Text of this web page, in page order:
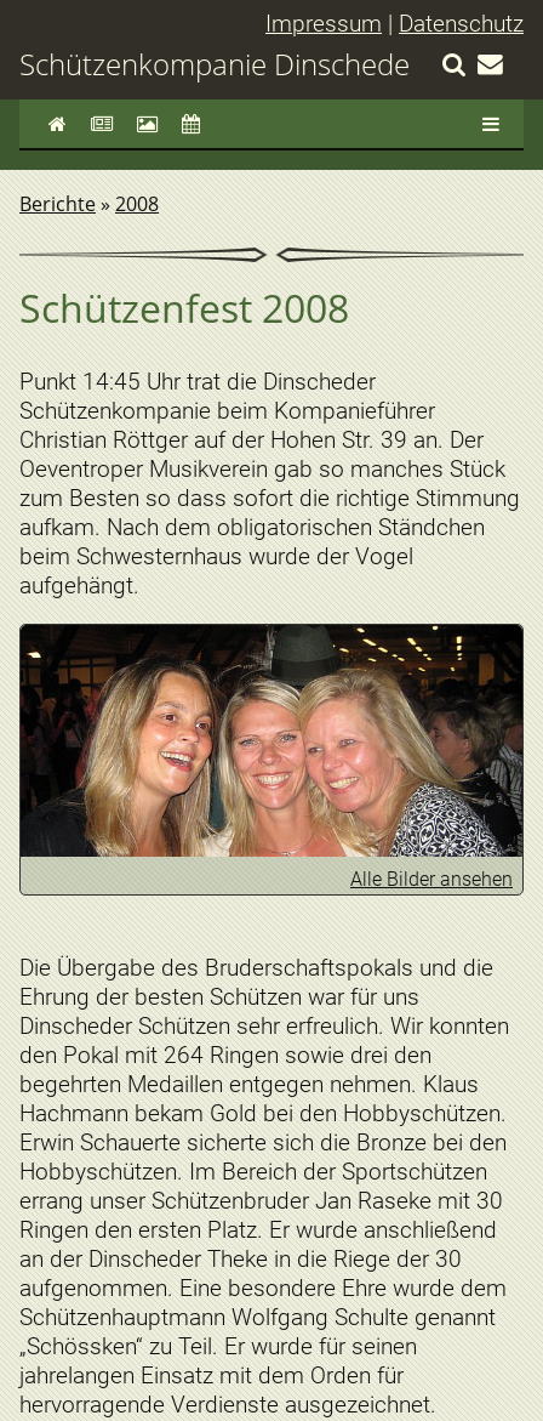
Impressum | Datenschutz
Schützenkompanie Dinschede
Berichte»2008
Schützenfest 2008
Punkt 14:45 Uhr trat die Dinscheder
Schützenkompanie beim Kompanieführer
Christian Röttger auf der Hohen Str. 39 an. Der
Oeventroper Musikverein gab so manches Stück
zum Besten so dass sofort die richtige Stimmung
aufkam. Nach dem obligatorischen Ständchen
beim Schwesternhaus wurde der Vogel
aufgehängt.
Alle Bilder ansehen
Die Übergabe des Bruderschaftspokals und die
Ehrung der besten Schützen war für uns
Dinscheder Schützen sehr erfreulich. Wir konnten
den Pokal mit 264 Ringen sowie drei den
begehrten Medaillen entgegen nehmen. Klaus
Hachmann bekam Gold bei den Hobbyschützen.
Erwin Schauerte sicherte sich die Bronze bei den
Hobbyschützen. Im Bereich der Sportschützen
errang unser Schützenbruder Jan Raseke mit 30
Ringen den ersten Platz. Er wurde anschließend
an der Dinscheder Theke in die Riege der 30
aufgenommen. Eine besondere Ehre wurde dem
Schützenhauptmann Wolfgang Schulte genannt
„Schössken“ zu Teil. Er wurde für seinen
jahrelangen Einsatz mit dem Orden für
hervorragende Verdienste ausgezeichnet.